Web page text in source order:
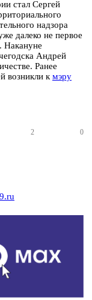
стал Сергей
надзора
далеко не первое
Накануне
Андрей
Ранее
возникли к мэру
2 0